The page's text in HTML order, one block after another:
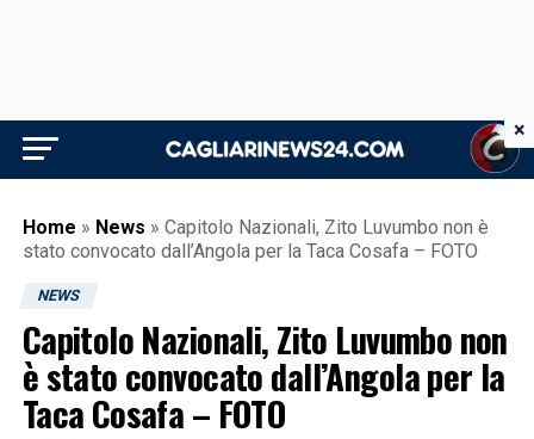
Home » News » Capitolo Nazionali, Zito Luvumbo non è
stato convocato dall’Angola per la Taca Cosafa – FOTO
NEWS
Capitolo Nazionali, Zito Luvumbo non
è stato convocato dall’Angola per la
Taca Cosafa – FOTO
×